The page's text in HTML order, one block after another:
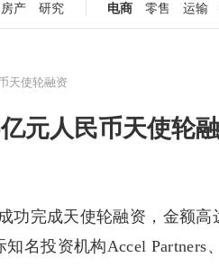
房产 研究
电商
零售 运输
天使轮融资
元人民币天使轮
功完成天使轮融资，金额
名投资机构Accel Partners